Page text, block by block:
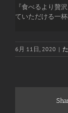
『食べるより贅
ていただける一
6月 11日, 2020 |